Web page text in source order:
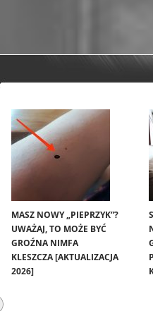
MASZ NOWY „PIEPRZYK”?
UWAŻAJ, TO MOŻE BYĆ
GROŹNA NIMFA
KLESZCZA [AKTUALIZACJA
2026]